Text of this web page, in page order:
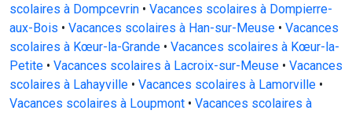
scolaires à Dompcevrin • Vacances scolaires à Dompierre-
aux-Bois • Vacances scolaires à Han-sur-Meuse • Vacances
scolaires à Kœur-la-Grande • Vacances scolaires à Kœur-la-
Petite • Vacances scolaires à Lacroix-sur-Meuse • Vacances
scolaires à Lahayville • Vacances scolaires à Lamorville •
Vacances scolaires à Loupmont • Vacances scolaires à